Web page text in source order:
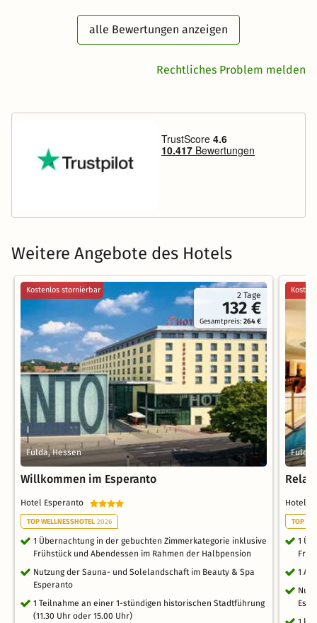
alle Bewertungen anzeigen
Rechtliches Problem melden
Weitere Angebote des Hotels
2 Tage
132 €
Gesamtpreis:264 €
Kostenlos stornierbar
Fulda, Hessen
Willkommen im Esperanto
Hotel Esperanto
TOP WELLNESSHOTEL 2026
1 Übernachtung in der gebuchten Zimmerkategorie inklusive
Frühstück und Abendessen im Rahmen der Halbpension
Nutzung der Sauna- und Solelandschaft im Beauty & Spa
Esperanto
1 Teilnahme an einer 1-stündigen historischen Stadtführung
(11.30 Uhr oder 15.00 Uhr)
Fulda,
Hotel
TOP
1
1